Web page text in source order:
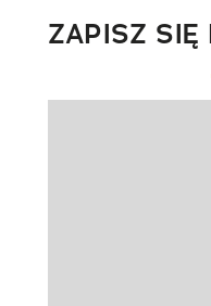
ZAPISZ SIĘ